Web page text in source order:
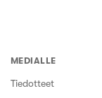
MEDIALLE
Tiedotteet